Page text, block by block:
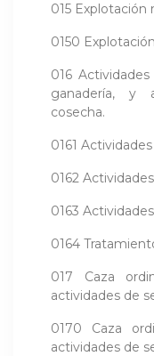
015 Explotación
0150
016
ganadería, y
cosecha.
0161
0162
0163
0164
017 Caza
actividades de
0170 Caza
actividades de